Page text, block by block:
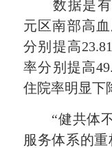
数据是有
元区南部高
分别提高
率分别提高
住院率明显下
“健共体不
服务体系的